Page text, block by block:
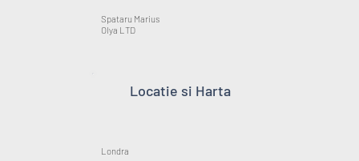
Spataru Marius
Olya LTD
Locatie si Harta
Londra